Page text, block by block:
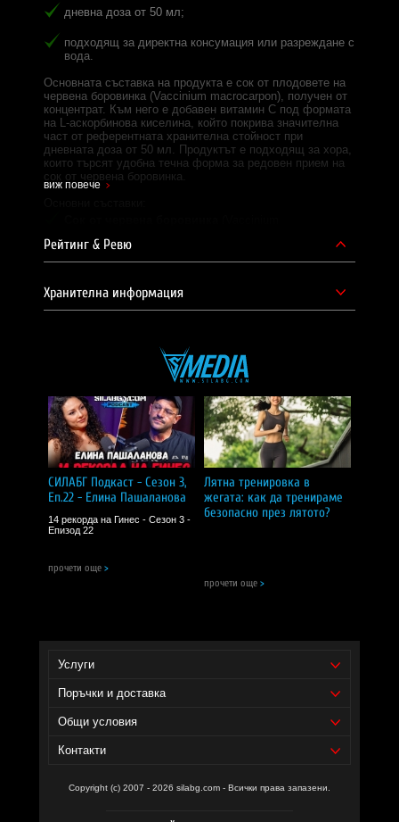
дневна доза от 50 мл;
подходящ за директна консумация или разреждане с
вода.
Основната съставка на продукта е сок от плодовете на
червена боровинка (Vaccinium macrocarpon), получен от
концентрат. Към него е добавен витамин C под формата
на L-аскорбинова киселина, който покрива значителна
част от референтната хранителна стойност при
дневната доза от 50 мл. Продуктът е подходящ за хора,
които търсят удобна течна форма за редовен прием на
сок от червена боровинка.
Витамин C(L-аскорбинова киселина) — 120 мг в
10;
Начин на употреба:приема се директно или
разредено с вода.
Съставки:плодов сок от червена боровинка (Vaccinium
macrocarpon) от концентрат, витамин C (L-аскорбинова
киселина).
Забележки:
Пазете далеч от деца!
Съхранявайте на сухо и хладно място!
виж повече
Рейтинг & Ревю
Хранителна информация
СИЛАБГ Подкаст - Сезон 3,
Еп.22 - Елина Пашаланова
14 рекорда на Гинес - Сезон 3 -
Епизод 22
прочети още >
Лятна тренировка в
жегата: как да тренираме
безопасно през лятото?
прочети още >
Услуги
Поръчки и доставка
Общи условия
Контакти
Copyright (c) 2007 - 2026 silabg.com - Всички права запазени.